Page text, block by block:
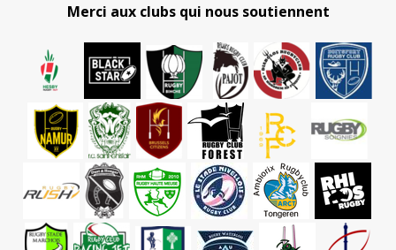
Merci aux clubs qui nous soutiennent